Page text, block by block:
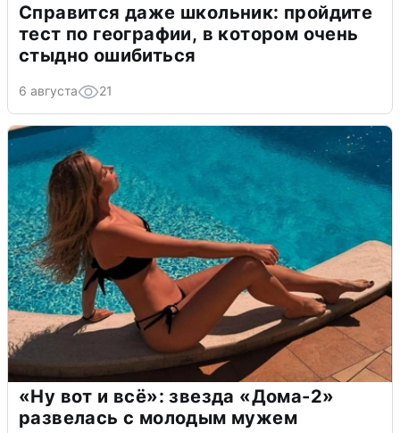
Справится даже школьник: пройдите
тест по географии, в котором очень
стыдно ошибиться
6 августа 21
«Ну вот и всё»: звезда «Дома-2»
развелась с молодым мужем